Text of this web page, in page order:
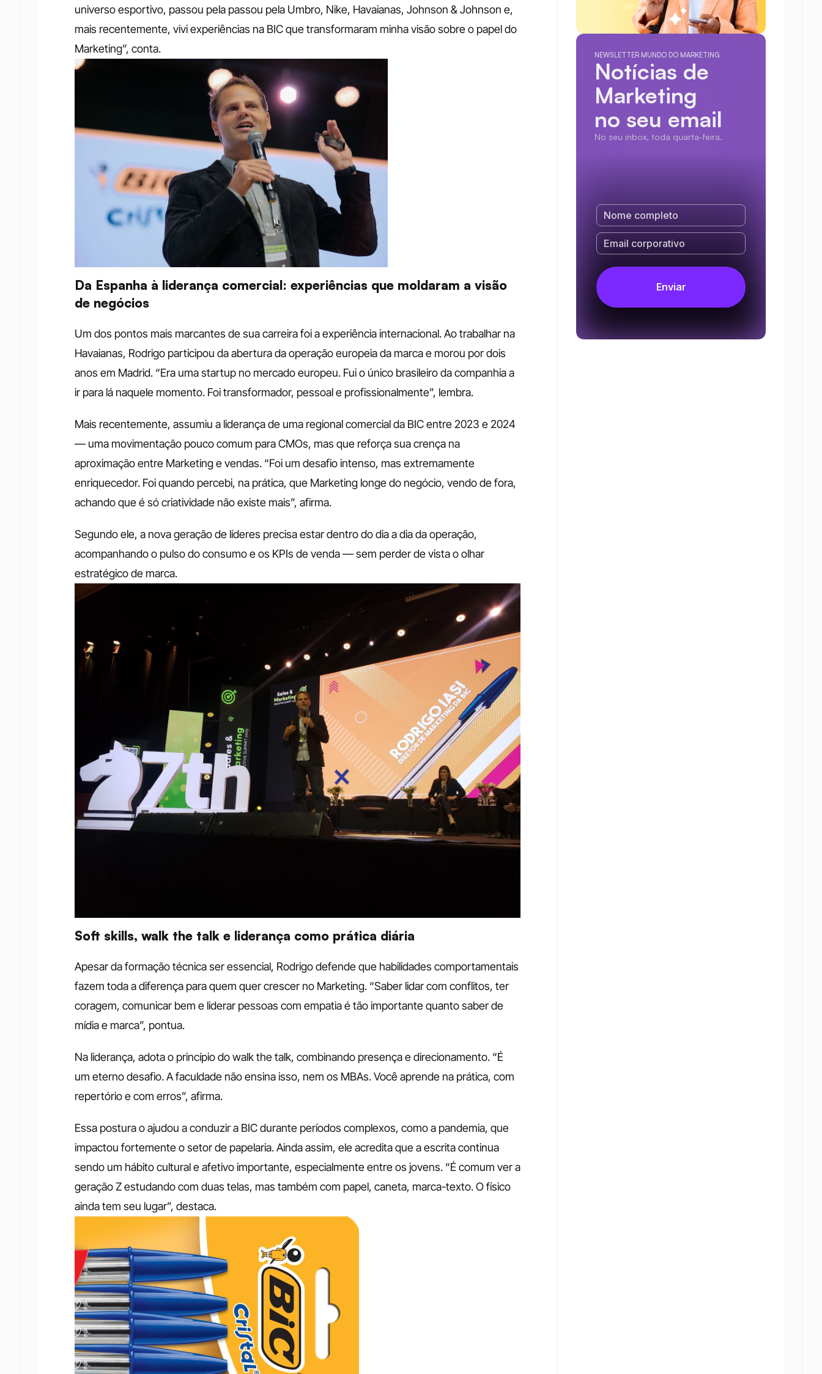
universo esportivo, passou pela passou pela Umbro, Nike, Havaianas, Johnson & Johnson e,
mais recentemente, vivi experiências na BIC que transformaram minha visão sobre o papel do
Marketing”, conta.
Da Espanha à liderança comercial: experiências que moldaram a visão
de negócios
Um dos pontos mais marcantes de sua carreira foi a experiência internacional. Ao trabalhar na
Havaianas, Rodrigo participou da abertura da operação europeia da marca e morou por dois
anos em Madrid. “Era uma startup no mercado europeu. Fui o único brasileiro da companhia a
ir para lá naquele momento. Foi transformador, pessoal e profissionalmente”, lembra.
Mais recentemente, assumiu a liderança de uma regional comercial da BIC entre 2023 e 2024
— uma movimentação pouco comum para CMOs, mas que reforça sua crença na
aproximação entre Marketing e vendas. “Foi um desafio intenso, mas extremamente
enriquecedor. Foi quando percebi, na prática, que Marketing longe do negócio, vendo de fora,
achando que é só criatividade não existe mais”, afirma.
Segundo ele, a nova geração de líderes precisa estar dentro do dia a dia da operação,
acompanhando o pulso do consumo e os KPIs de venda — sem perder de vista o olhar
estratégico de marca.
Soft skills, walk the talk e liderança como prática diária
Apesar da formação técnica ser essencial, Rodrigo defende que habilidades comportamentais
fazem toda a diferença para quem quer crescer no Marketing. “Saber lidar com conflitos, ter
coragem, comunicar bem e liderar pessoas com empatia é tão importante quanto saber de
mídia e marca”, pontua.
Na liderança, adota o princípio do walk the talk, combinando presença e direcionamento. “É
um eterno desafio. A faculdade não ensina isso, nem os MBAs. Você aprende na prática, com
repertório e com erros”, afirma.
Essa postura o ajudou a conduzir a BIC durante períodos complexos, como a pandemia, que
impactou fortemente o setor de papelaria. Ainda assim, ele acredita que a escrita continua
sendo um hábito cultural e afetivo importante, especialmente entre os jovens. “É comum ver a
geração Z estudando com duas telas, mas também com papel, caneta, marca-texto. O físico
ainda tem seu lugar”, destaca.
NEWSLETTER MUNDO DO MARKETING
Notícias de
Marketing
no seu email
No seu inbox, toda quarta-feira.